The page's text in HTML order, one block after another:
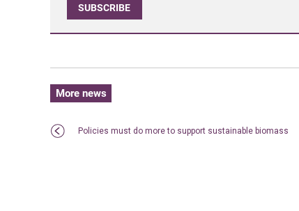
SUBSCRIBE
More news
Policies must do more to support sustainable biomass